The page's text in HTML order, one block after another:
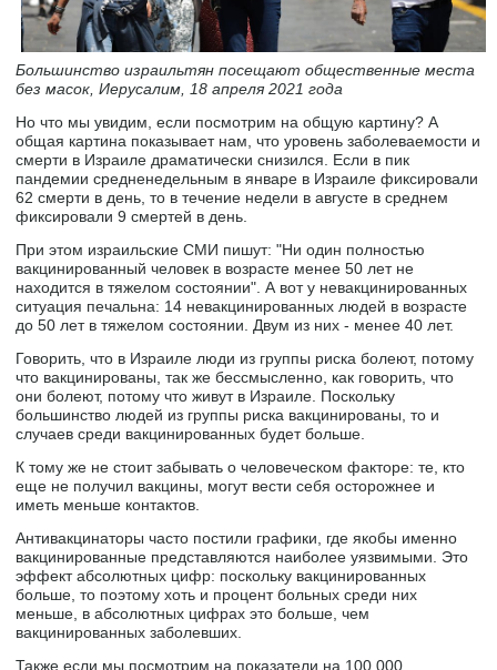
Большинство израильтян посещают общественные места
без масок, Иерусалим, 18 апреля 2021 года
Но что мы увидим, если посмотрим на общую картину? А
общая картина показывает нам, что уровень заболеваемости и
смерти в Израиле драматически снизился. Если в пик
пандемии средненедельным в январе в Израиле фиксировали
62 смерти в день, то в течение недели в августе в среднем
фиксировали 9 смертей в день.
При этом израильские СМИ пишут: "Ни один полностью
вакцинированный человек в возрасте менее 50 лет не
находится в тяжелом состоянии". А вот у невакцинированных
ситуация печальна: 14 невакцинированных людей в возрасте
до 50 лет в тяжелом состоянии. Двум из них - менее 40 лет.
Говорить, что в Израиле люди из группы риска болеют, потому
что вакцинированы, так же бессмысленно, как говорить, что
они болеют, потому что живут в Израиле. Поскольку
большинство людей из группы риска вакцинированы, то и
случаев среди вакцинированных будет больше.
К тому же не стоит забывать о человеческом факторе: те, кто
еще не получил вакцины, могут вести себя осторожнее и
иметь меньше контактов.
Антивакцинаторы часто постили графики, где якобы именно
вакцинированные представляются наиболее уязвимыми. Это
эффект абсолютных цифр: поскольку вакцинированных
больше, то поэтому хоть и процент больных среди них
меньше, в абсолютных цифрах это больше, чем
вакцинированных заболевших.
Также если мы посмотрим на показатели на 100 000